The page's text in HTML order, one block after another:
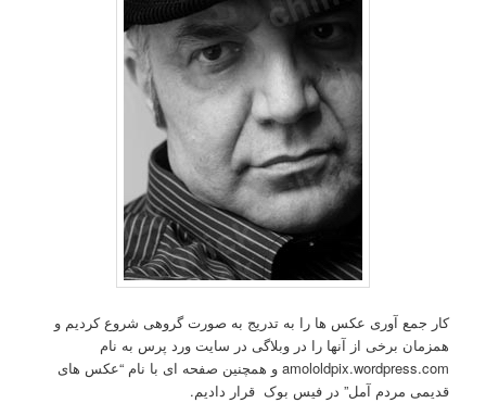
کار جمع آوری عکس ها را به تدریج به صورت گروهی شروع کردیم و
همزمان برخی از آنها را در وبلاگی در سایت ورد پرس به نام
amololdpix.wordpress.com و همچنین صفحه ای با نام “عکس های
قدیمی مردم آمل” در فیس بوک قرار دادیم.